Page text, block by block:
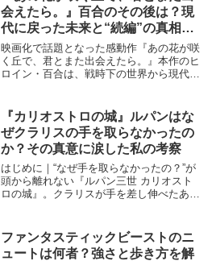
しく包み込む...
会えたら。』百合のその後は？現
代に戻った未来と“続編”の真相を
考察
映画化で話題となった感動作『あの花が咲
く丘で、君とまた出会えたら。』本作のヒ
ロイン・百合は、戦時下の世界から現代に
て続編とされる『Another』では何が描か
れてい...
『カリオストロの城』ルパンはな
ぜクラリスの手を取らなかったの
か？その真意に涙した私の考察
はじめに｜“なぜ手を取らなかったの？”が
頭から離れない『ルパン三世 カリオスト
ロの城』。クラリスが手を差し伸べたあの
した。子どもの頃は「え〜っ！手を取って
一緒に逃げて...
ファンタスティックビーストのニ
ュートは何者？強さと歩き方を解